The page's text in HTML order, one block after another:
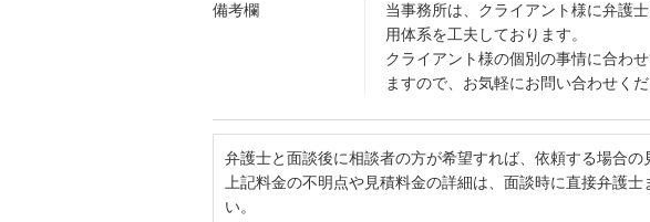
備考欄
当事務所は、クライアント様に弁護
用体系を工夫しております。
クライアント様の個別の事情に合わ
ますので、お気軽にお問い合わせくだ
弁護士と面談後に相談者の方が希望すれば、依頼する場合の
上記料金の不明点や見積料金の詳細は、面談時に直接弁護
い。